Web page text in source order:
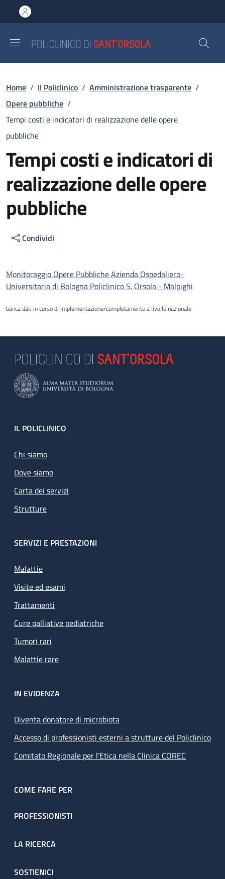
al contenuto principale
to footer content
Briciole di pane
Home / Il Policlinico / Amministrazione trasparente /
Opere pubbliche /
Tempi costi e indicatori di realizzazione delle opere
pubbliche
Tempi costi e indicatori di
realizzazione delle opere
pubbliche
Condividi
Descrizione
Monitoraggio Opere Pubbliche Azienda Ospedaliero-
Universitaria di Bologna Policlinico S. Orsola - Malpighi
banca dati in corso di implementazione/completamento a livello nazionale
Footer
IL POLICLINICO
Chi siamo
Dove siamo
Carta dei servizi
Strutture
SERVIZI E PRESTAZIONI
Malattie
Visite ed esami
Trattamenti
Cure palliative pediatriche
Tumori rari
Malattie rare
IN EVIDENZA
Diventa donatore di microbiota
Accesso di professionisti esterni a strutture del Policlinico
Comitato Regionale per l’Etica nella Clinica COREC
COME FARE PER
PROFESSIONISTI
LA RICERCA
SOSTIENICI